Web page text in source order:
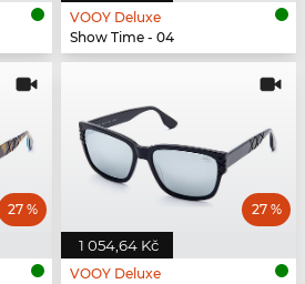
VOOY Deluxe
Show Time - 04
27 %
1 054,64 Kč
27 %
VOOY Deluxe